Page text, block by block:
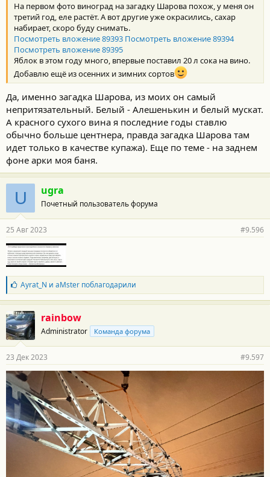
и
:
На первом фото виноград на загадку Шарова похож, у меня он
третий год, еле растёт. А вот другие уже окрасились, сахар
набирает, скоро буду снимать.
Посмотреть вложение 89393 Посмотреть вложение 89394
Посмотреть вложение 89395
Яблок в этом году много, впервые поставил 20 л сока на вино.
Добавлю ещё из осенних и зимних сортов
Да, именно загадка Шарова, из моих он самый
непритязательный. Белый - Алешенькин и белый мускат.
А красного сухого вина я последние годы ставлю
обычно больше центнера, правда загадка Шарова там
идет только в качестве купажа). Еще по теме - на заднем
фоне арки моя баня.
U ugra
Почетный пользователь форума
25 Авг 2023 #9.596
Б
л
а
г
о
д
а
н
о
с
т
и
:
Ayrat_N и aMsterпоблагодарили
rainbow
Administrator Команда форума
23 Дек 2023 #9.597